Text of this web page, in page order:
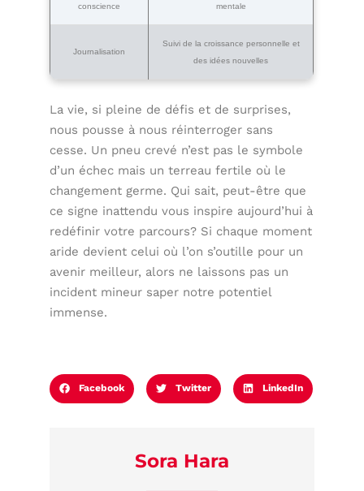
conscience
mentale
Journalisation
Suivi de la croissance personnelle et
des idées nouvelles
La vie, si pleine de défis et de surprises,
nous pousse à nous réinterroger sans
cesse. Un pneu crevé n’est pas le symbole
d’un échec mais un terreau fertile où le
changement germe. Qui sait, peut-être que
ce signe inattendu vous inspire aujourd’hui à
redéfinir votre parcours? Si chaque moment
aride devient celui où l’on s’outille pour un
avenir meilleur, alors ne laissons pas un
incident mineur saper notre potentiel
immense.
Facebook Twitter LinkedIn
Sora Hara